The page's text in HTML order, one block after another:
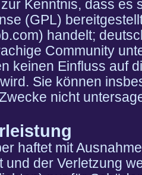
Kenntnis, dass es
(GPL)
handelt;
Community
keinen Einfluss auf
Sie können
nicht
haftet mit
und der Verletzung